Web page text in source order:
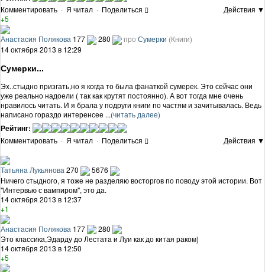
Комментировать · Я читал · Поделиться
Действия ▼
+5
Анастасия Полякова 177 280 про Сумерки (Книги)
14 октября 2013 в 12:29
Сумерки...
Эх..стыдно призгать,но я когда то была фанаткой сумерек. Это сейчас они
уже реально надоели ( так как крутят постоянно). А вот тогда мне очень
нравилось читать. И я брала у подруги книги по частям и зачитывалась. Ведь
написано гораздо интеренсее ...(читать далее)
Рейтинг:
Комментировать · Я читал · Поделиться Действия ▼
Татьяна Лукьянова 270
5676
Ничего стыдного, я тоже не разделяю восторгов по поводу этой истории. Вот
"Интервью с вампиром", это да.
14 октября 2013 в 12:37
+1
Анастасия Полякова 177
280
Это классика,Эдарду до Лестата и Луи как до китая раком)
14 октября 2013 в 12:50
+5